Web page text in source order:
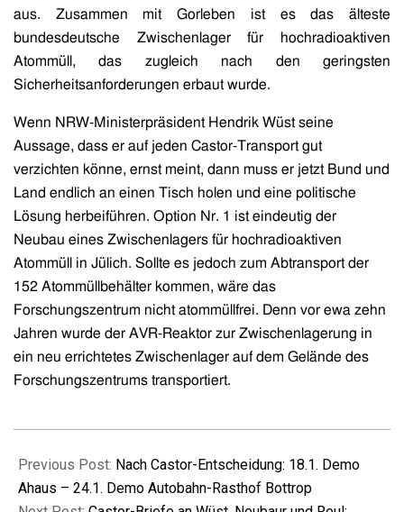
aus. Zusammen mit Gorleben ist es das älteste
bundesdeutsche Zwischenlager für hochradioaktiven
Atommüll, das zugleich nach den geringsten
Sicherheitsanforderungen erbaut wurde.
Wenn NRW-Ministerpräsident Hendrik Wüst seine
Aussage, dass er auf jeden Castor-Transport gut
verzichten könne, ernst meint, dann muss er jetzt Bund und
Land endlich an einen Tisch holen und eine politische
Lösung herbeiführen. Option Nr. 1 ist eindeutig der
Neubau eines Zwischenlagers für hochradioaktiven
Atommüll in Jülich. Sollte es jedoch zum Abtransport der
152 Atommüllbehälter kommen, wäre das
Forschungszentrum nicht atommüllfrei. Denn vor ewa zehn
Jahren wurde der AVR-Reaktor zur Zwischenlagerung in
ein neu errichtetes Zwischenlager auf dem Gelände des
Forschungszentrums transportiert.
01-
18
Previous Post: Nach Castor-Entscheidung: 18.1. Demo
Ahaus – 24.1. Demo Autobahn-Rasthof Bottrop